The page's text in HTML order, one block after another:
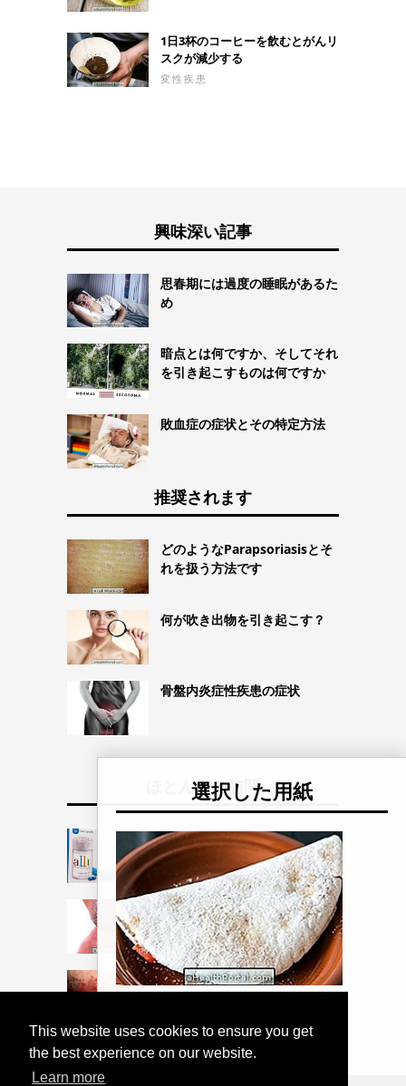
This website uses cookies to ensure you get
the best experience on our website.
Learn more
1日3杯のコーヒーを飲むとがんリ
スクが減少する
変性疾患
選択した用紙
興味深い記事
思春期には過度の睡眠があるた
め
暗点とは何ですか、そしてそれ
を引き起こすものは何ですか
敗血症の症状とその特定方法
推奨されます
どのようなParapsoriasisとそ
れを扱う方法です
何が吹き出物を引き起こす？
骨盤内炎症性疾患の症状
ほとんどの訪問
Alli-減量の治療法
神経皮膚炎：それは何か、原因
および治療方法
Intertrigo：それは何ですか、